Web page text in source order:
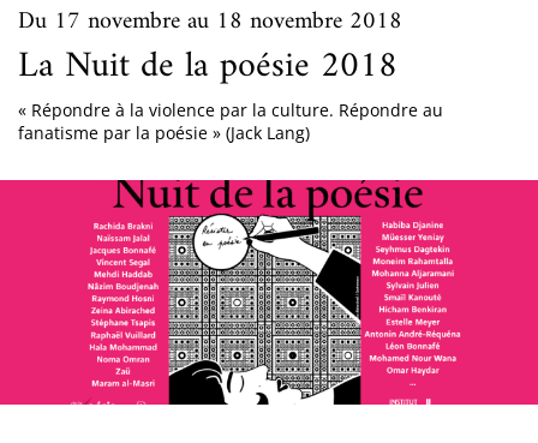
Du 17 novembre au 18 novembre 2018
La Nuit de la poésie 2018
« Répondre à la violence par la culture. Répondre au
fanatisme par la poésie » (Jack Lang)